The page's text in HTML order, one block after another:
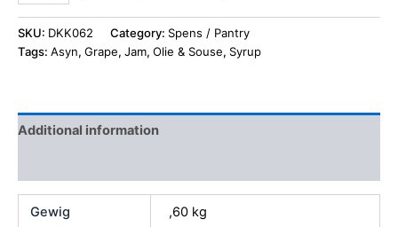
SKU: DKK062 Category: Spens / Pantry
Tags: Asyn, Grape, Jam, Olie & Souse, Syrup
Additional information
Gewig ,60 kg